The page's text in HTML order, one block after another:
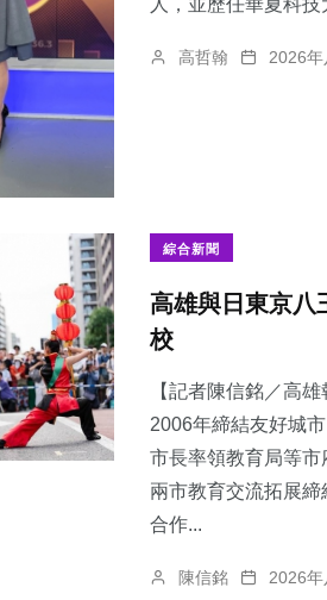
高哲翰 2026年
綜合新聞
高雄與日東京八
校
【記者陳信銘／高
2006年締結友好城
市長率領教育局等
兩市教育交流拓展
合作...
陳信銘 2026年